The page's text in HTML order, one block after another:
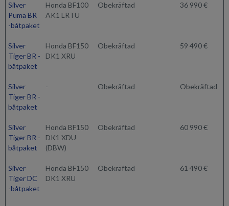
Silver
Puma BR
-båtpaket
Honda BF100
AK1 LRTU
Obekräftad 36 990 €
Silver
Tiger BR -
båtpaket
Honda BF150
DK1 XRU
Obekräftad 59 490 €
Silver
Tiger BR -
båtpaket
- Obekräftad Obekräftad
Silver
Tiger BR -
båtpaket
Honda BF150
DK1 XDU
(DBW)
Obekräftad 60 990 €
Silver
Tiger DC
-båtpaket
Honda BF150
DK1 XRU
Obekräftad 61 490 €